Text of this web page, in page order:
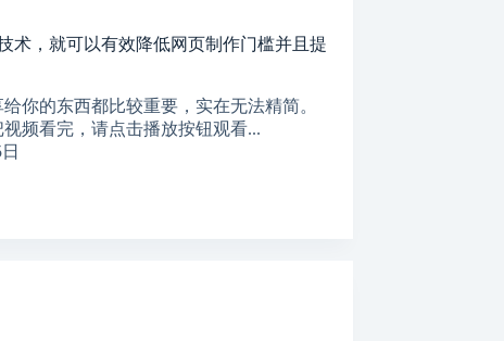
术，就可以有效降低网页制作门槛并且提
你的东西都比较重要，实在无法精简。
频看完，请点击播放按钮观看...